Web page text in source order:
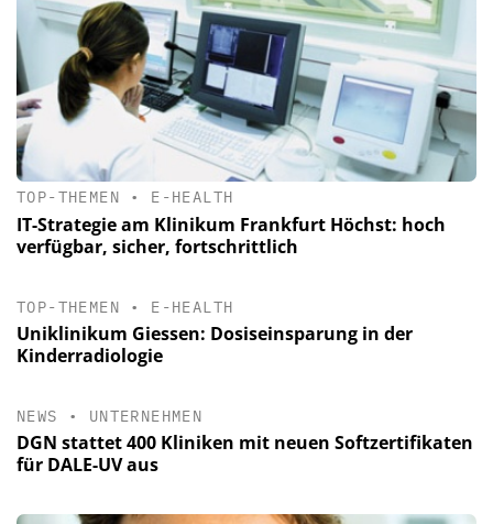
TOP-THEMEN • E-HEALTH
IT-Strategie am Klinikum Frankfurt Höchst: hoch
verfügbar, sicher, fortschrittlich
TOP-THEMEN • E-HEALTH
Uniklinikum Giessen: Dosiseinsparung in der
Kinderradiologie
NEWS • UNTERNEHMEN
DGN stattet 400 Kliniken mit neuen Softzertifikaten
für DALE-UV aus